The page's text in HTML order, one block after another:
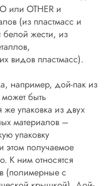
или OTHER и
(из пластмасс и
жести, из
видов пластмасс).
например, дой-пак из
быть
же упаковка из двух
материалов –
упаковку
этом получаемое
К ним относятся
(полимерные с